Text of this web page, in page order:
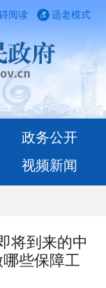
适老模式
阅读
政务公开
视频新闻
将到来的中
些保障工